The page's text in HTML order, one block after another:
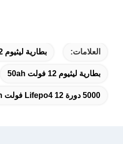
العلامات: بطارية ليثيوم Lifepo4 12 فولت 50ah
بطارية ليثيوم 12 فولت 50ah
5000 دورة Lifepo4 12 فولت 50ah